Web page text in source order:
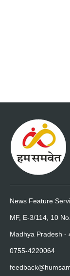
News Feature
MF, E-3/114, 10
Madhya Pradesh -
0755-4220064